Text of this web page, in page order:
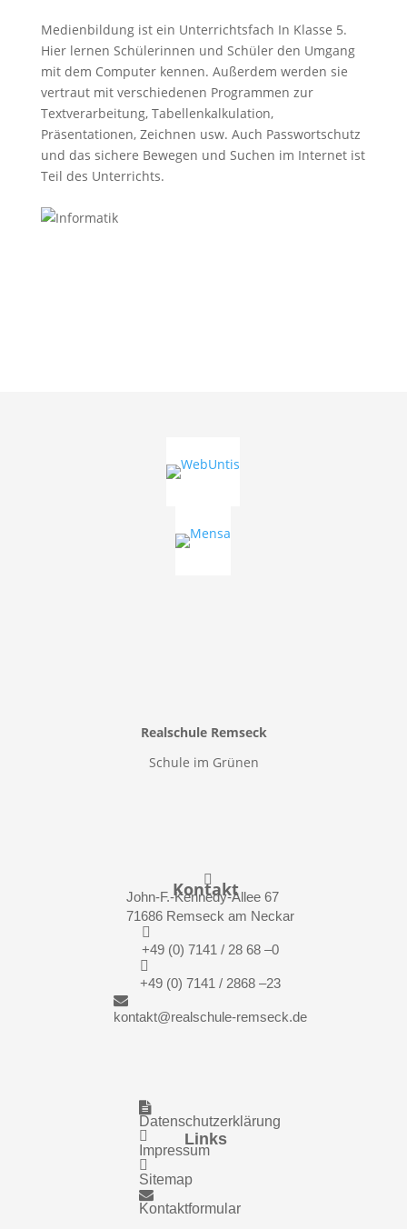
Medienbildung ist ein Unterrichtsfach In Klasse 5.
Hier lernen Schülerinnen und Schüler den Umgang
mit dem Computer kennen. Außerdem werden sie
vertraut mit verschiedenen Programmen zur
Textverarbeitung, Tabellenkalkulation,
Präsentationen, Zeichnen usw. Auch Passwortschutz
und das sichere Bewegen und Suchen im Internet ist
Teil des Unterrichts.
Realschule Remseck
Schule im Grünen
Kontakt

John-F.-Kennedy-Allee 67
71686 Remseck am Neckar

+49 (0) 7141 / 28 68 –0

+49 (0) 7141 / 2868 –23

kontakt@realschule-remseck.de
Links

Datenschutzerklärung

Impressum

Sitemap

Kontaktformular